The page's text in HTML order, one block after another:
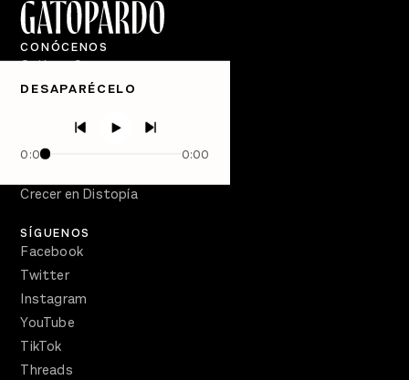
DESAPARÉCELO
0:00 0:00
CONÓCENOS
Quiénes Somos
Directorio
PÓDCASTS
Semanario Gatopardo
Crecer en Distopía
SÍGUENOS
Facebook
Twitter
Instagram
YouTube
TikTok
Threads